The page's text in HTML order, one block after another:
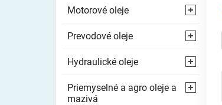
Motorové oleje
Prevodové oleje
Hydraulické oleje
Priemyselné a agro oleje a
mazivá